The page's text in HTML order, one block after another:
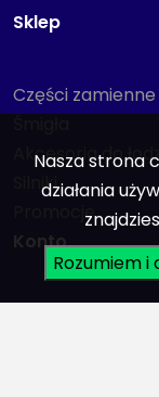
Sklep
Części zamienne
Akcesoria do
Silniki
Promocje
Konto
Nasza strona
działania
Rozumiem i